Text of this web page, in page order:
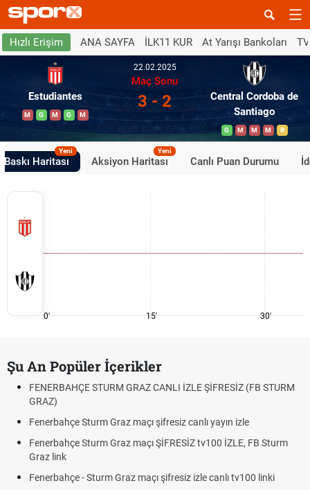
Hızlı Erişim ANA SAYFA İLK11 KUR At Yarışı Bankoları
Estudiantes
M G M G M
22.02.2025
Maç Sonu
3 - 2
Central Cordoba de
Santiago
G M M M B
Baskı Haritası
Yeni
Aksiyon Haritası
Yeni
Canlı Puan Durumu
0' 15' 30'
Şu An Popüler İçerikler
FENERBAHÇE STURM GRAZ CANLI İZLE ŞİFRESİZ (FB STURM
GRAZ)
Fenerbahçe Sturm Graz maçı şifresiz canlı yayın izle
Fenerbahçe Sturm Graz maçı ŞİFRESİZ tv100 İZLE, FB Sturm
Graz link
Fenerbahçe - Sturm Graz maçı şifresiz izle canlı tv100 linki